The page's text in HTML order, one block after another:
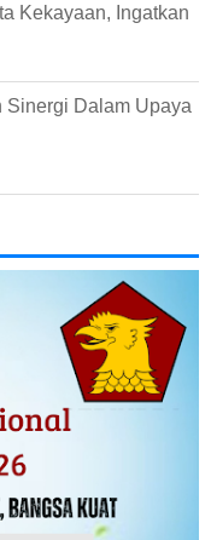
Kekayaan, Ingatkan
Sinergi Dalam Upaya